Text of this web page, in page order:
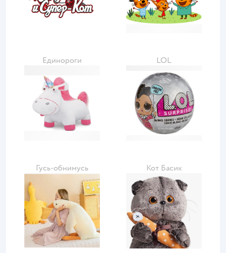
Единороги LOL
Гусь-обнимусь Кот Басик